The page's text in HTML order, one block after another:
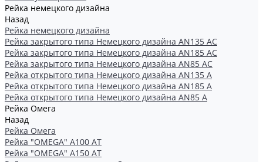
Рейка немецкого дизайна
Назад
Рейка немецкого дизайна
Рейка закрытого типа Немецкого дизайна АN135 АС
Рейка закрытого типа Немецкого дизайна АN185 АС
Рейка закрытого типа Немецкого дизайна АN85 АС
Рейка открытого типа Немецкого дизайна АN135 А
Рейка открытого типа Немецкого дизайна АN185 А
Рейка открытого типа Немецкого дизайна АN85 А
Рейка Омега
Назад
Рейка Омега
Рейка "OMEGA" А100 АТ
Рейка "OMEGA" А150 АТ